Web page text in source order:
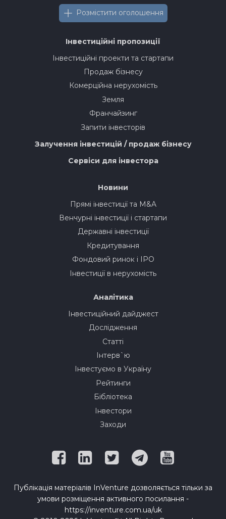
Розмістити оголошення
Інвестиційні пропозиції
Інвестиційні проекти та стартапи
Продаж бізнесу
Комерційна нерухомість
Земля
Франчайзинг
Запити інвесторів
Залучення інвестицій / продаж бізнесу
Сервіси для інвестора
Новини
Прямі інвестиції та M&A
Венчурні інвестиції і стартапи
Державні інвестиції
Кредитування
Фондовий ринок і IPO
Інвестиції в нерухомість
Аналітика
Інвестиційний дайджест
Дослідження
Статті
Інтерв`ю
Інвестуємо в Україну
Рейтинги
Бібліотека
Інвестори
Заходи
Публікація матеріалів InVenture дозволяється тільки за
умови розміщення активного посилання -
https://inventure.com.ua/uk